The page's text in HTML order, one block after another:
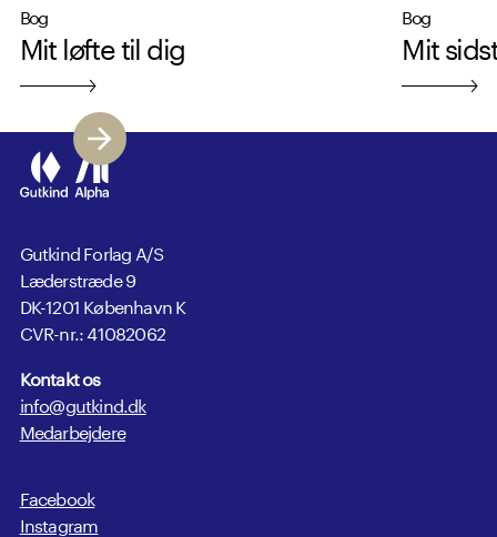
Bog
Mit løfte til dig
Bog
Mit
Gutkind Forlag A/S
Læderstræde 9
DK-1201 København K
CVR-nr.: 41082062
Kontakt os
info@gutkind.dk
Medarbejdere
Facebook
Instagram